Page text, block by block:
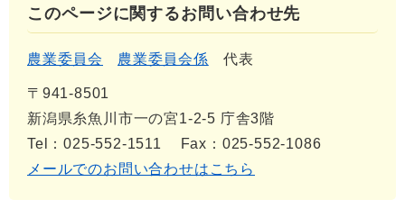
このページに関するお問い合わせ先
農業委員会 農業委員会係 代表
〒941-8501
新潟県糸魚川市一の宮1-2-5 庁舎3階
Tel：025-552-1511
Fax：025-552-1086
メールでのお問い合わせはこちら